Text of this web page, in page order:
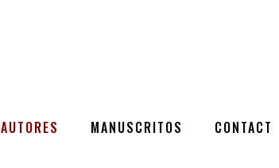
AUTORES MANUSCRITOS CONTACT